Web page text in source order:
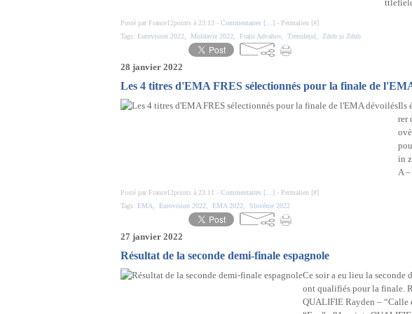
Posté par France12points à 23:13 - Commentaires [ ] - Permalien [#]
Tags: Eurovision 2022 Moldavie 2022 Frații Advahov, Trenulețul Zdob și Zdub
28 janvier 2022
Les 4 titres d'EMA FRES sélectionnés pour la finale de
Ils
rer
in
A
Posté par France12points à 23:11 - Commentaires [ ] - Permalien [#]
Tags: EMA Eurovision 2022 EMA 2022 Slovénie 2022
27 janvier 2022
Résultat de la seconde demi-finale espagnole
Ce soir a eu lieu la seconde
ont qualifiés pour la finale.
QUALIFIE Rayden –